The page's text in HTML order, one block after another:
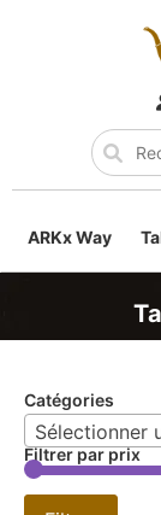
ARKx Way
Catégories
Sélectionner
Filtrer par prix